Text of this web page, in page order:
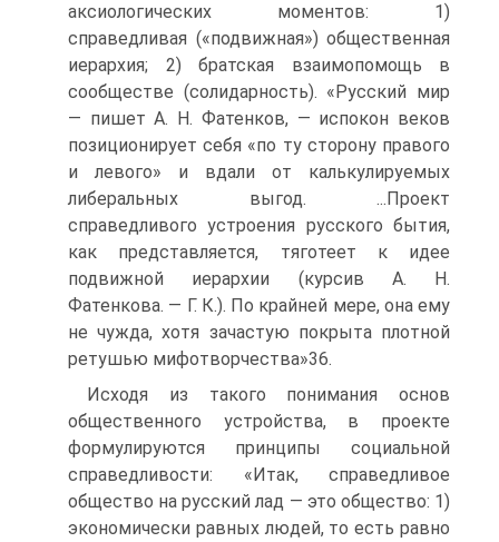
аксиологических моментов: 1)
справедливая («подвижная») общественная
иерархия; 2) братская взаимопомощь в
сообществе (солидарность). «Русский мир
— пишет А. Н. Фатенков, — испокон веков
позиционирует себя «по ту сторону правого
и левого» и вдали от калькулируемых
либеральных выгод. ...Проект
справедливого устроения русского бытия,
как представляется, тяготеет к идее
подвижной иерархии (курсив А. Н.
Фатенкова. — Г. К.). По крайней мере, она ему
не чужда, хотя зачастую покрыта плотной
ретушью мифотворчества»36.
Исходя из такого понимания основ
общественного устройства, в проекте
формулируются принципы социальной
справедливости: «Итак, справедливое
общество на русский лад — это общество: 1)
экономически равных людей, то есть равно